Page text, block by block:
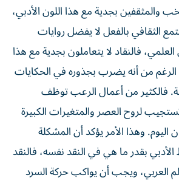
والمثقفين بجدية مع هذا اللون الأدبي،
الثقافي بالفعل لا يفضل روايات
فالنقاد لا يتعاملون بجدية مع هذا
الرغم من أنه يضرب بجذوره في الحكايات
فالكثير من أعمال الرعب توظف
لروح العصر والمتغيرات الكبيرة
وهذا الأمر يؤكد أن المشكلة
بقدر ما هي في النقد نفسه، فالنقد
العربي، ويجب أن يواكب حركة السرد